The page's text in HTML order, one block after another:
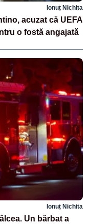
Ionuț Nichita
acuzat că UEFA
o fostă angajată
Ionuț Nichita
Un bărbat a